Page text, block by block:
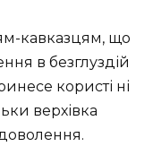
кавказцям, що
в безглуздій
користі ні
верхівка